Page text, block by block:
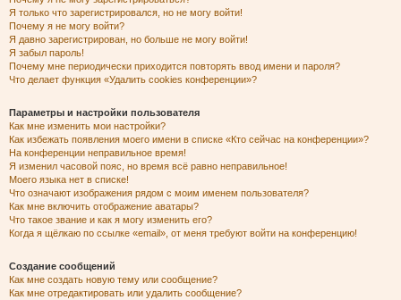
Я только что зарегистрировался, но не могу войти!
Почему я не могу войти?
Я давно зарегистрирован, но больше не могу войти!
Я забыл пароль!
Почему мне периодически приходится повторять ввод имени и пароля?
Что делает функция «Удалить cookies конференции»?
Параметры и настройки пользователя
Как мне изменить мои настройки?
Как избежать появления моего имени в списке «Кто сейчас на конференции»?
На конференции неправильное время!
Я изменил часовой пояс, но время всё равно неправильное!
Моего языка нет в списке!
Что означают изображения рядом с моим именем пользователя?
Как мне включить отображение аватары?
Что такое звание и как я могу изменить его?
Когда я щёлкаю по ссылке «email», от меня требуют войти на конференцию!
Создание сообщений
Как мне создать новую тему или сообщение?
Как мне отредактировать или удалить сообщение?